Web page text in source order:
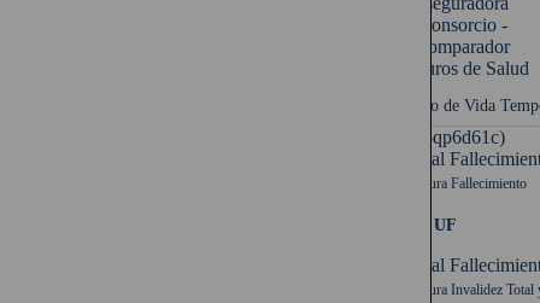
Seguro de Vida
UF (-qp6d61c)
Capital
Cobertura Fallecimiento
1.500 UF
Capital
Cobertura Invalidez Total